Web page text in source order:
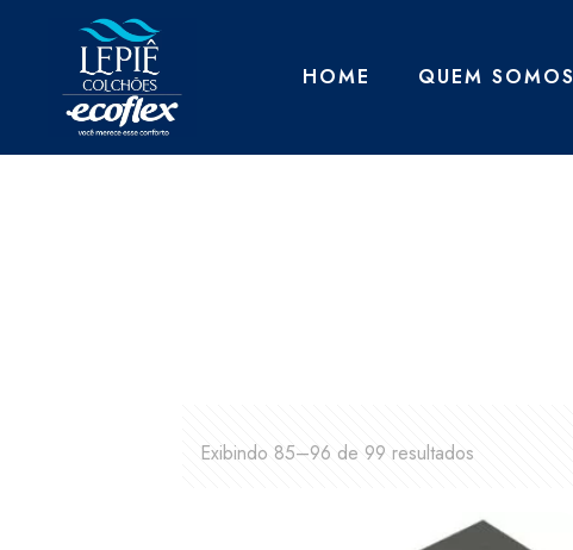
HOME QUEM SOMOS
Exibindo 85–96 de 99 resultados